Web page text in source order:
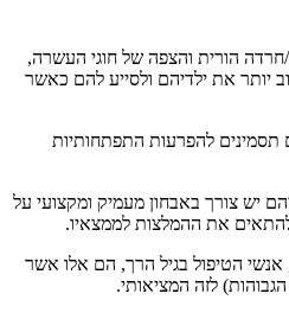
חרדה הורית והצפה של חוגי העשרה,
יותר את ילדיהם ולסייע להם כאשר
תסמינים להפרעות התפתחותיות
יש צורך באבחון מעמיק ומקצועי על
להתאים את ההמלצות לממצאיו.
הטיפול בגיל הרך, הם אלו אשר
לזה המציאותי.